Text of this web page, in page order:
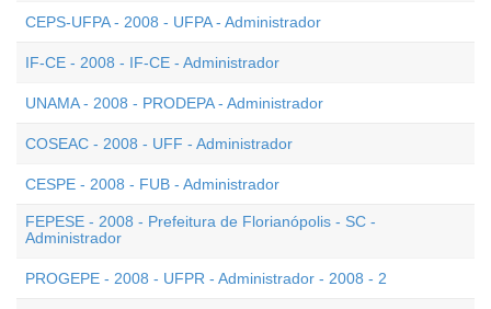
CEPS-UFPA - 2008 - UFPA - Administrador
IF-CE - 2008 - IF-CE - Administrador
UNAMA - 2008 - PRODEPA - Administrador
COSEAC - 2008 - UFF - Administrador
CESPE - 2008 - FUB - Administrador
FEPESE - 2008 - Prefeitura de Florianópolis - SC -
Administrador
PROGEPE - 2008 - UFPR - Administrador - 2008 - 2